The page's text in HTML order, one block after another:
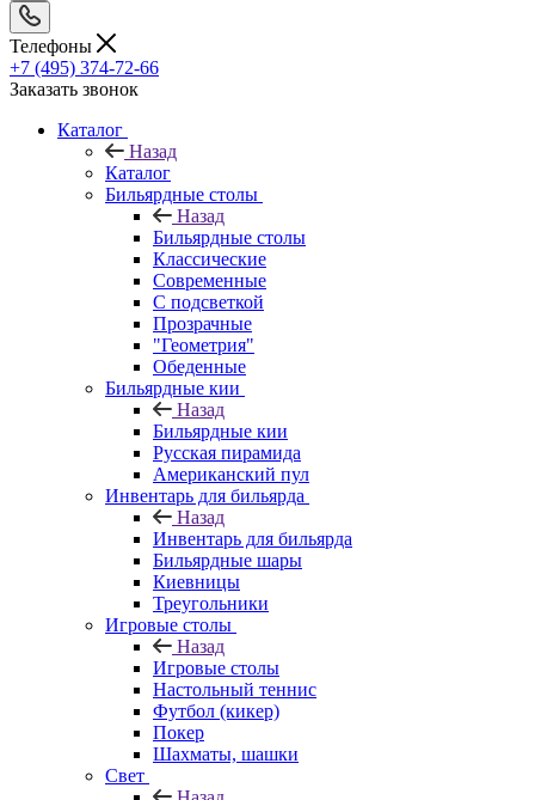
Телефоны
+7 (495) 374-72-66
Заказать звонок
Каталог
Назад
Каталог
Бильярдные столы
Назад
Бильярдные столы
Классические
Современные
С подсветкой
Прозрачные
"Геометрия"
Обеденные
Бильярдные кии
Назад
Бильярдные кии
Русская пирамида
Американский пул
Инвентарь для бильярда
Назад
Инвентарь для бильярда
Бильярдные шары
Киевницы
Треугольники
Игровые столы
Назад
Игровые столы
Настольный теннис
Футбол (кикер)
Покер
Шахматы, шашки
Свет